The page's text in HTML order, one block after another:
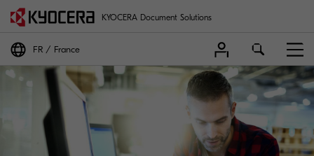
KYOCERA Document Solutions
FR France